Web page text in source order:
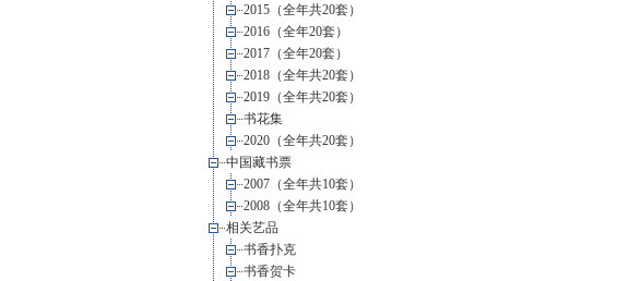
2015（全年共20套）
2016（全年20套）
2017（全年20套）
2018（全年共20套）
2019（全年共20套）
书花集
2020（全年共20套）
中国藏书票
2007（全年共10套）
2008（全年共10套）
相关艺品
书香扑克
书香贺卡